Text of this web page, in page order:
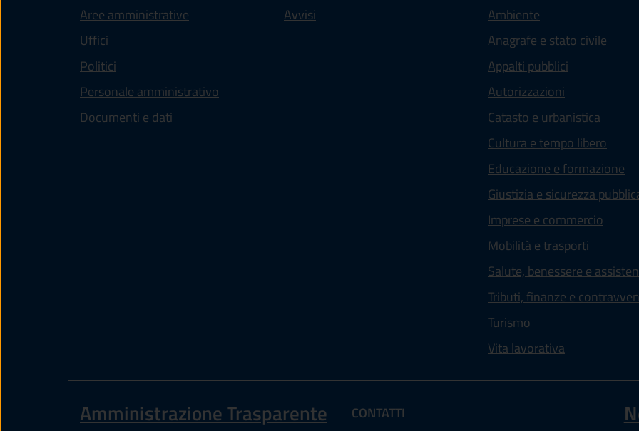
Aree amministrative
Uffici
Politici
Personale amministrativo
Documenti e dati
Avvisi
Ambiente
Anagrafe e stato civile
Appalti pubblici
Autorizzazioni
Catasto e urbanistica
Cultura e tempo libero
Educazione e formazione
Giustizia e sicurezza
Imprese e commercio
Mobilità e trasporti
Salute, benessere e
Tributi, finanze e
Turismo
Vita lavorativa
Amministrazione Trasparente
CONTATTI